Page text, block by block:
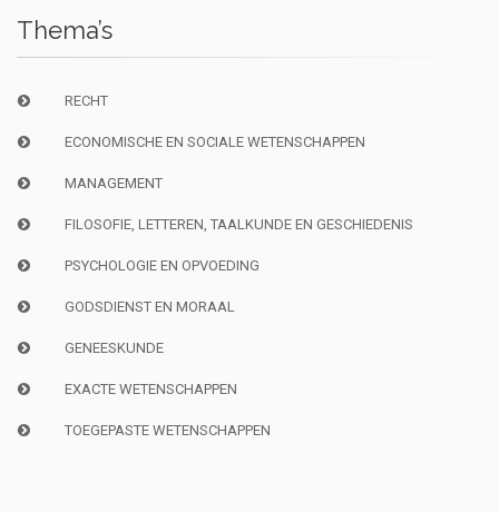
Thema’s
RECHT
ECONOMISCHE EN SOCIALE WETENSCHAPPEN
MANAGEMENT
FILOSOFIE, LETTEREN, TAALKUNDE EN GESCHIEDENIS
PSYCHOLOGIE EN OPVOEDING
GODSDIENST EN MORAAL
GENEESKUNDE
EXACTE WETENSCHAPPEN
TOEGEPASTE WETENSCHAPPEN